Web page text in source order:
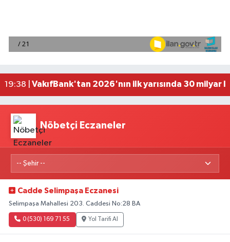
20:05 |
Antalya'da apartman dairesinde çıkan
22:01 | 'Kutuplarda Sıfır Atık' kitabı tanıtıldı
Nöbetçi Eczaneler
Cadde Selimpaşa Eczanesi
Selimpaşa Mahallesi 203. Caddesi No:28 BA
0 (530) 169 71 55 Yol Tarifi Al